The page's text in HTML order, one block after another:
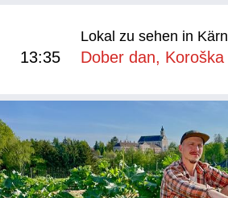
Lokal zu sehen in
13:35 Dober dan, Koroška